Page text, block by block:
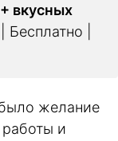
вкусных
| Бесплатно |
желание
и